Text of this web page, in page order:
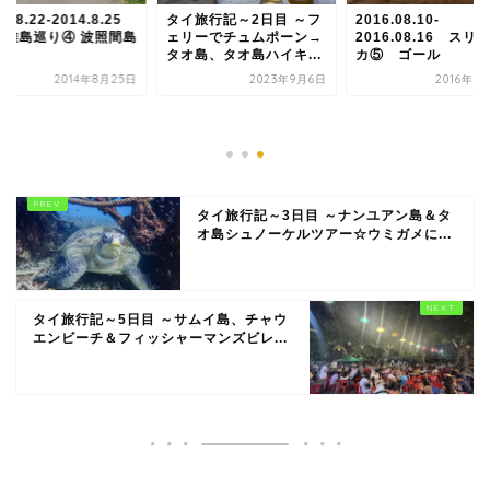
2014.8.25
離島巡り④ 波照間島
2014年8月25日
タイ旅行記～2日目 ～フ
ェリーでチュムポーン→
タオ島、タオ島ハイキ...
2023年9月6日
2016.08.10-
2016.08.16 スリ
カ⑤ ゴール
2016年8
タイ旅行記～3日目 ～ナンユアン島＆タ
オ島シュノーケルツアー☆ウミガメに...
タイ旅行記～5日目 ～サムイ島、チャウ
エンビーチ＆フィッシャーマンズビレ...